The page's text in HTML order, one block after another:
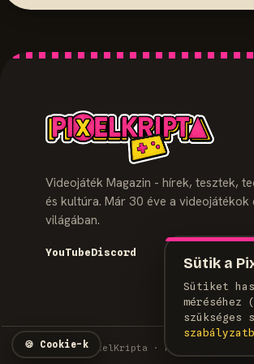
🍪 Cookie-k
Sütik a
Sütiket
Videojáték Magazin - hírek, tesztek,
és kultúra. Már 30 éve a videojátékok
világában.
YouTubeDiscord
© 2026 PixelKripta · Minden jog